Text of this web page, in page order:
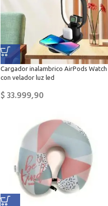
Cargador inalambrico AirPods Watch
con velador luz led
$33.999,90